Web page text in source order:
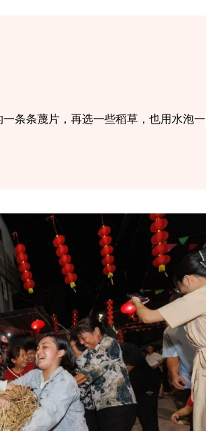
条条蔑片，再选一些稻草，也用水泡一